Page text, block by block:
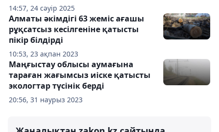
14:57, 24 сәуір 2025
10:53, 23 ақпан 2023
Алматы әкімдігі 63 жеміс ағашы
рұқсатсыз кесілгеніне қатысты
пікір білдірді
20:56, 31 наурыз 2023
Маңғыстау облысы аумағына
тараған жағымсыз иіске қатысты
экологтар түсінік берді